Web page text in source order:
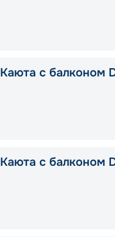
Каюта с балконом
Каюта с балконом